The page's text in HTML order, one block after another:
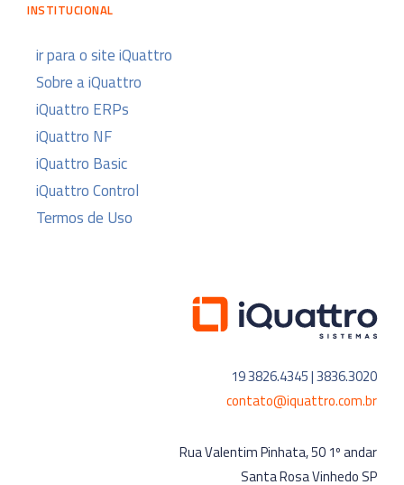
INSTITUCIONAL
ir para o site iQuattro
Sobre a iQuattro
iQuattro ERPs
iQuattro NF
iQuattro Basic
iQuattro Control
Termos de Uso
19 3826.4345 | 3836.3020
contato@iquattro.com.br
Rua Valentim Pinhata, 50 1º andar
Santa Rosa Vinhedo SP